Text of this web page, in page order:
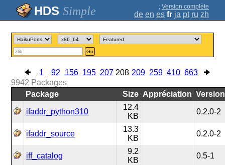
Simple ; Version complète
de en es fr ja pt ru zh
Go
1 92 156 195 207 208 209 259 410 663
9942 Packages
Package
Size Appréciation Version
ifaddr_python310
12.4
KB
0.2.0-2
ifaddr_source
13.3
KB
0.2.0-2
iff_catalog
9.2
KB
0.5-1